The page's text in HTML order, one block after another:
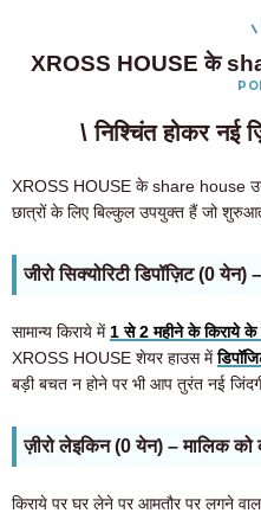
XROSS HOUSE के
\ निश्चिंत होकर नई
XROSS HOUSE के share house
छात्रों के लिए बिल्कुल उपयुक्त हैं जो
जीरो सिक्योरिटी डिपॉज़िट (0
सामान्य किराये में 1 से 2 महीने के किराये के
XROSS HOUSE शेयर हाउस में
बड़ी बचत न होने पर भी आप तुरंत नई
ज़ीरो लेइकिन (0 येन) – मालिक को
किराये पर घर लेने पर आमतौर पर लगने